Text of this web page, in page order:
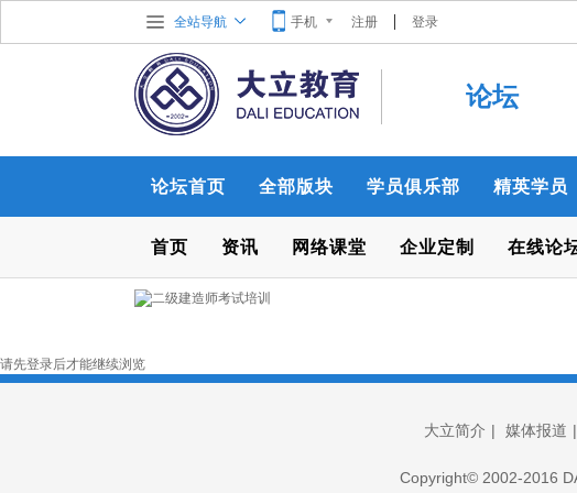
全站导航 手机 注册 登录
论坛
论坛首页 全部版块 学员俱乐部 精英学员
首页 资讯 网络课堂 企业定制 在线论
请先登录后才能继续浏览
大立简介 | 媒体报道 |
Copyright© 2002-2016